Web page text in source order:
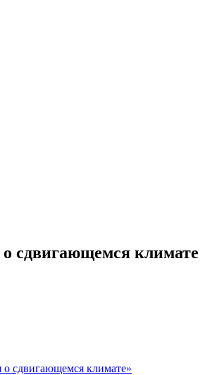
сдвигающемся климате
сдвигающемся климате»